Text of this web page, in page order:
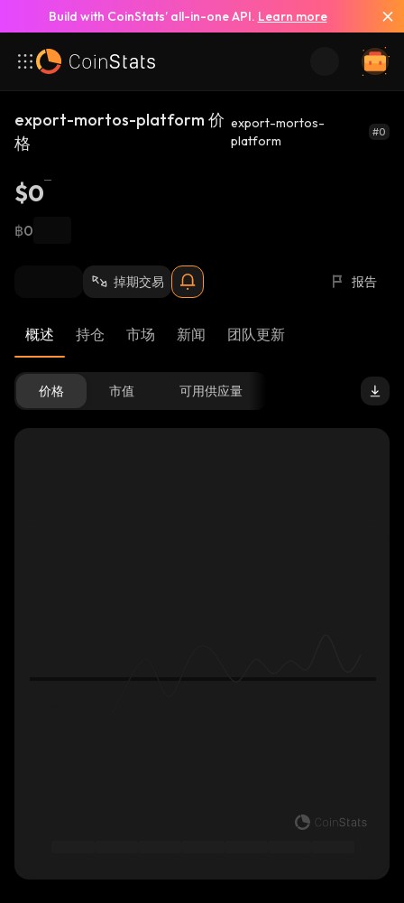
Build with CoinStats’ all-in-one API. Learn more
export-mortos-platform 价
格
export-mortos-
platform
#0
$0
฿0
掉期交易 报告
概述 持仓 市场 新闻 团队更新
价格 市值 可用供应量